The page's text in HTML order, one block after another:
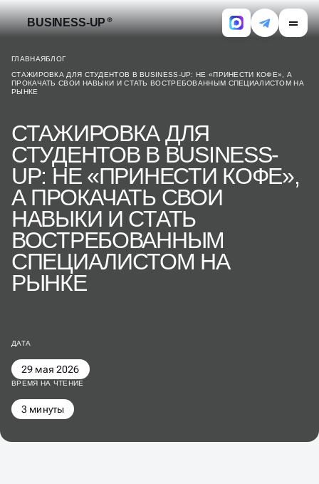
BUSINESS-UP
ГЛАВНАЯБЛОГ
СТАЖИРОВКА ДЛЯ СТУДЕНТОВ В BUSINESS-UP: НЕ «ПРИНЕСТИ КОФЕ», А
ПРОКАЧАТЬ СВОИ НАВЫКИ И СТАТЬ ВОСТРЕБОВАННЫМ СПЕЦИАЛИСТОМ НА
РЫНКЕ
СТАЖИРОВКА ДЛЯ
СТУДЕНТОВ В BUSINESS-
UP: НЕ «ПРИНЕСТИ КОФЕ»,
А ПРОКАЧАТЬ СВОИ
НАВЫКИ И СТАТЬ
ВОСТРЕБОВАННЫМ
СПЕЦИАЛИСТОМ НА
РЫНКЕ
ДАТА
29 мая 2026
ВРЕМЯ НА ЧТЕНИЕ
3 минуты